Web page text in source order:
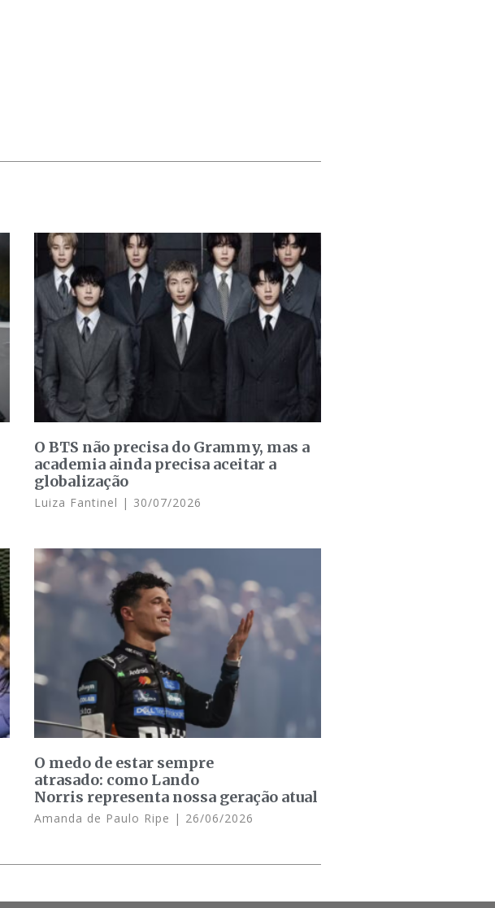
O BTS não precisa do Grammy, mas a
academia ainda precisa aceitar a
globalização
Luiza Fantinel 30/07/2026
O medo de estar sempre
atrasado: como Lando
Norris representa nossa geração atual
Amanda de Paulo Ripe 26/06/2026